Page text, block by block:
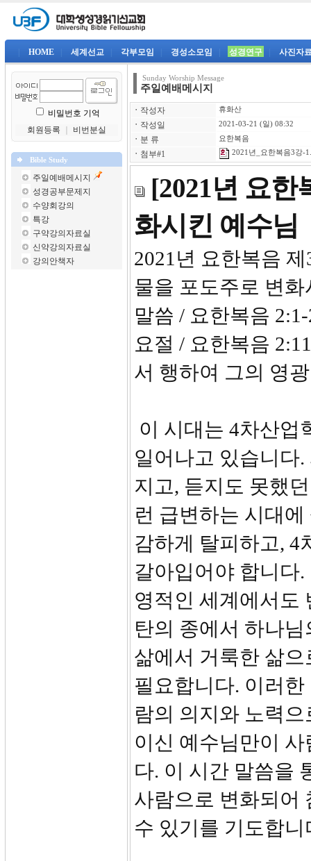
HOME 세계선교 각부모임 경성소모임 성경연구 사진자
비밀번호 기억
회원등록
비번분실
Bible Study
주일예배메시지
성경공부문제지
수양회강의
특강
구약강의자료실
신약강의자료실
강의안책자
Sunday Worship Message
주일예배메시지
ㆍ 작성자 휴화산
ㆍ 작성일 2021-03-21 (일) 08:32
ㆍ 분 류 요한복음
ㆍ 첨부#1 2021년_요한복음3강-
[2021년 요한
화시킨 예수님
2021년 요
물을 포도주로 변
말씀 / 요한복음
요절 / 요한복음
서 행하여 그의 영
이 시대는 4차산업
일어나고 있습니다
지고, 듣지도 못했
런 급변하는 시대
감하게 탈피하고, 4
갈아입어야 합니다
영적인 세계에서도
탄의 종에서 하나
삶에서 거룩한 삶
필요합니다. 이러
람의 의지와 노력
이신 예수님만이
다. 이 시간 말씀을
사람으로 변화되어
수 있기를 기도합니